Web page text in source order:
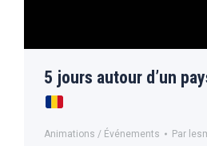
5 jours autour d’un
Animations / Événements Par